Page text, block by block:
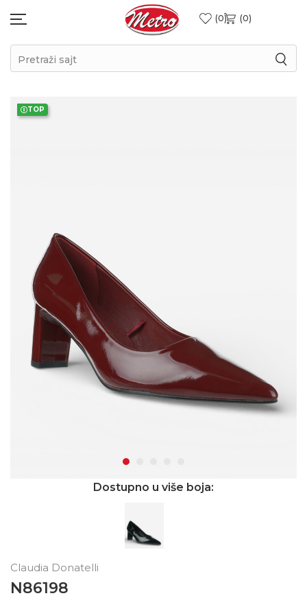
0 0
Pretraži sajt
TOP
Dostupno u više boja:
Claudia Donatelli
N86198